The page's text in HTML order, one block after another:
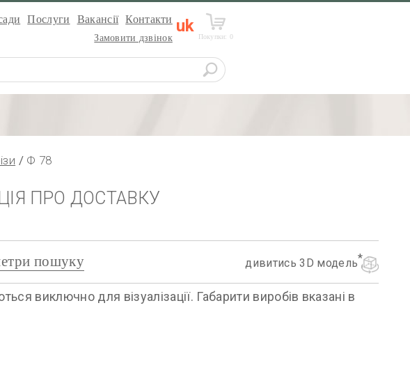
Послуги Вакансії Контакти
Замовити дзвінок
uk
Покупки: 0
Ф 78
ПРО ДОСТАВКУ
дивитись 3D модель
пошуку
виключно для візуалізації. Габарити виробів вказані в